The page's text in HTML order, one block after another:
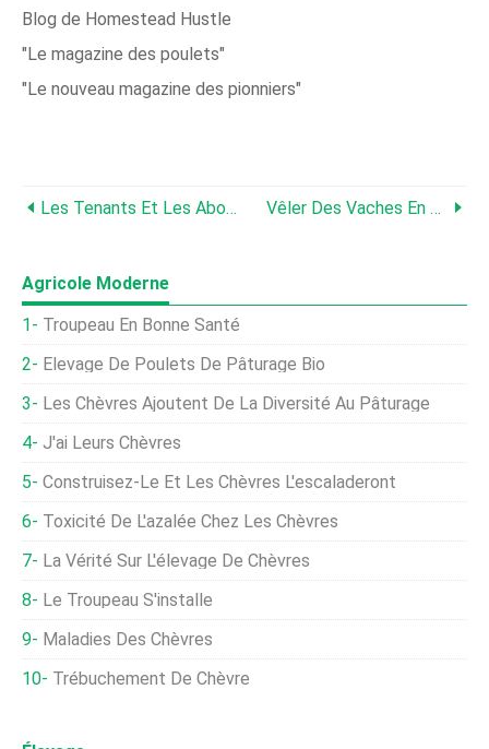
Blog de Homestead Hustle
"Le magazine des poulets"
"Le nouveau magazine des pionniers"
Les Tenants Et Les Aboutissants De L'enregistrement Du Bétail Vêler Des Vaches En Toute Confiance
Agricole Moderne
Troupeau En Bonne Santé
Élevage De Poulets De Pâturage Bio
Les Chèvres Ajoutent De La Diversité Au Pâturage
J'ai Leurs Chèvres
Construisez-Le Et Les Chèvres L'escaladeront
Toxicité De L'azalée Chez Les Chèvres
La Vérité Sur L'élevage De Chèvres
Le Troupeau S'installe
Maladies Des Chèvres
Trébuchement De Chèvre